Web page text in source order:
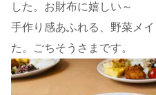
した。お財布に嬉しい～
手作り感あふれる、野菜メ
た。ごちそうさまです。